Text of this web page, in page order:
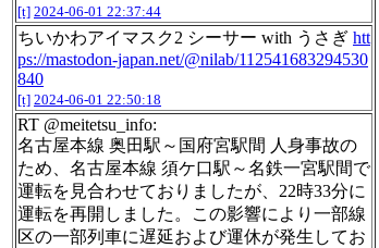
[t] 2024-06-01 22:37:44
ちいかわアイマスク2 シーサー with うさぎ htt
ps://mastodon-japan.net/@nilab/112541683294530
840
[t] 2024-06-01 22:50:18
RT @meitetsu_info:
名古屋本線 奥田駅～国府宮駅間 人身事故の
ため、名古屋本線 須ケ口駅～名鉄一宮駅間で
運転を見合わせておりましたが、22時33分に
運転を再開しました。この影響により一部線
区の一部列車に遅延および運休が発生してお